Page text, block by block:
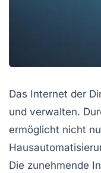
Das Internet der
und verwalten.
ermöglicht nicht
Die zunehmende